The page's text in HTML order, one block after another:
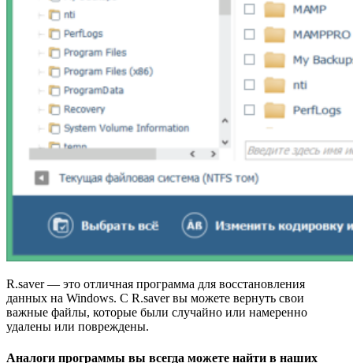
R.saver — это отличная программа для восстановления
данных на Windows. С R.saver вы можете вернуть свои
важные файлы, которые были случайно или намеренно
удалены или повреждены.
Аналоги программы вы всегда можете найти в наших